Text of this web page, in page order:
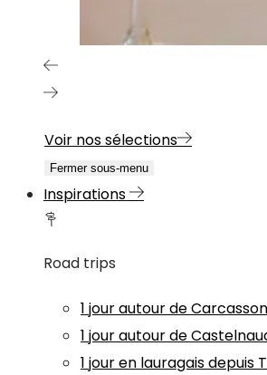
Voir nos sélections
Fermer sous-menu
Inspirations
Road trips
1 jour autour de
1 jour autour de
1 jour en lauragais depuis